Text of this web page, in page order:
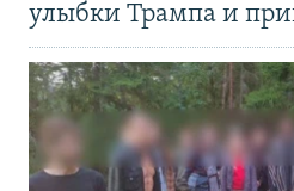
улыбки Трампа и